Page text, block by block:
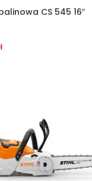
CS 545 16″